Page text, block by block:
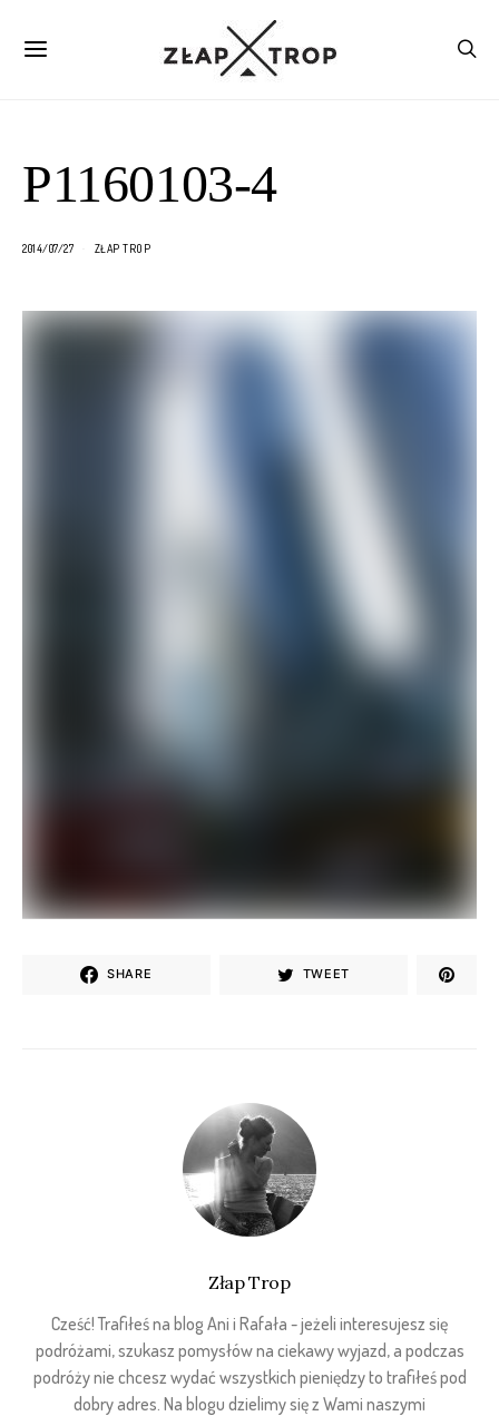
P1160103-4
2014/07/27 ZŁAP TROP
SHARE TWEET
Złap Trop
Cześć! Trafiłeś na blog Ani i Rafała - jeżeli interesujesz się
podróżami, szukasz pomysłów na ciekawy wyjazd, a podczas
podróży nie chcesz wydać wszystkich pieniędzy to trafiłeś pod
dobry adres. Na blogu dzielimy się z Wami naszymi